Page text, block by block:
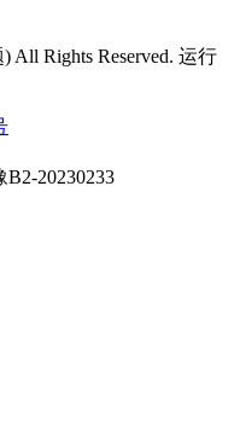
All Rights Reserved. 运行
20230233